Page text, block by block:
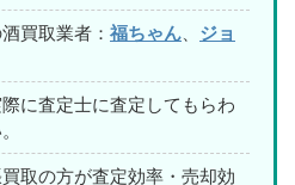
買取業者： 福ちゃん
ジョ
に査定士に査定してもらわ
取の方が査定効率・売却効